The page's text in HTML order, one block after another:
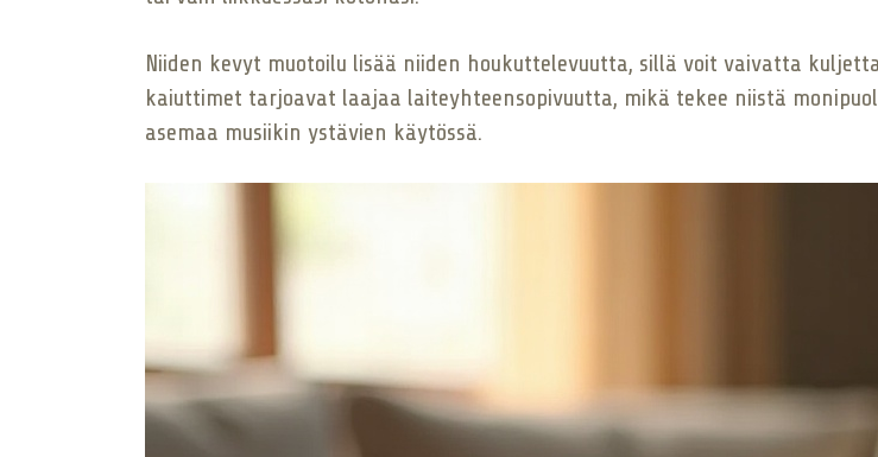
Niiden kevyt muotoilu lisää niiden houkuttelevuutta, sillä voit vaivatta
kaiuttimet tarjoavat laajaa laiteyhteensopivuutta, mikä tekee niistä
asemaa musiikin ystävien käytössä.